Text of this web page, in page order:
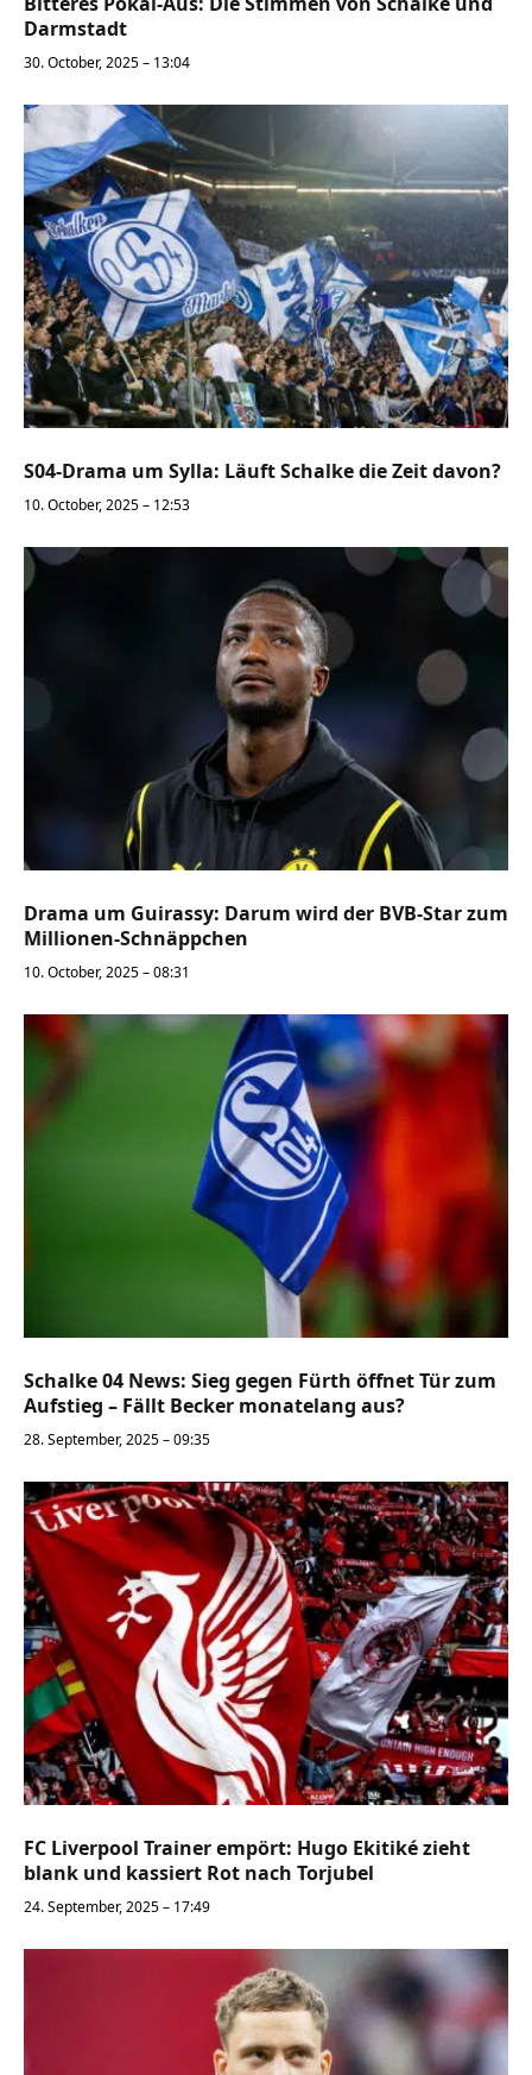
Darmstadt
30. October, 2025 – 13:04
S04-Drama um Sylla: Läuft Schalke die Zeit davon?
10. October, 2025 – 12:53
Drama um Guirassy: Darum wird der BVB-Star zum
Millionen-Schnäppchen
10. October, 2025 – 08:31
Schalke 04 News: Sieg gegen Fürth öffnet Tür zum
Aufstieg – Fällt Becker monatelang aus?
28. September, 2025 – 09:35
FC Liverpool Trainer empört: Hugo Ekitiké zieht
blank und kassiert Rot nach Torjubel
24. September, 2025 – 17:49